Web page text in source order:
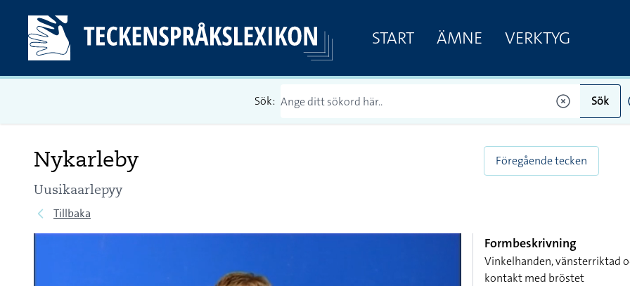
START ÄMNE VERKTYG
Sök: Sök
Nykarleby
Uusikaarlepyy
Tillbaka
Föregående tecken
Formbeskrivning
Vinkelhanden, vänsterriktad
kontakt med bröstet